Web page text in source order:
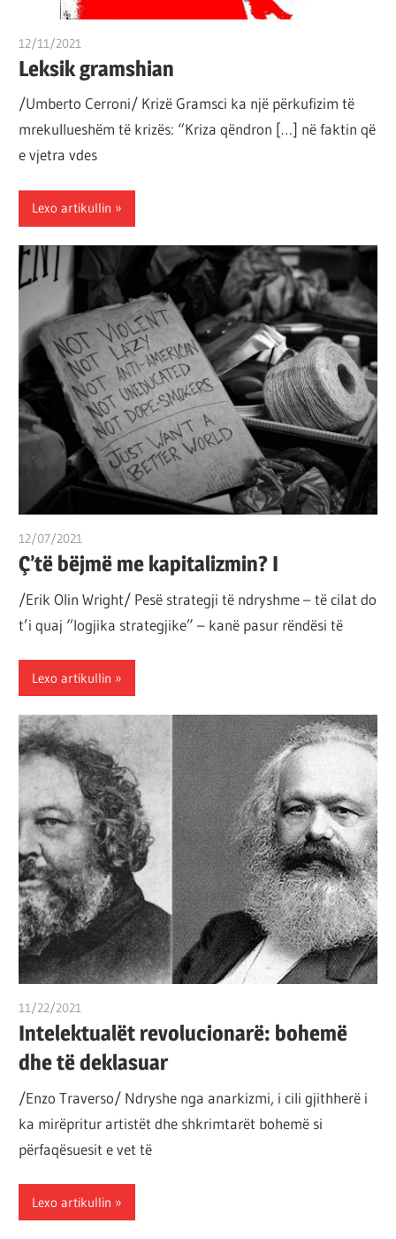
12/11/2021
Leksik gramshian
/Umberto Cerroni/ Krizë Gramsci ka një përkufizim të
mrekullueshëm të krizës: “Kriza qëndron […] në faktin që
e vjetra vdes
Lexo artikullin
12/07/2021
Ç’të bëjmë me kapitalizmin? I
/Erik Olin Wright/ Pesë strategji të ndryshme – të cilat do
t’i quaj “logjika strategjike” – kanë pasur rëndësi të
Lexo artikullin
11/22/2021
Intelektualët revolucionarë: bohemë
dhe të deklasuar
/Enzo Traverso/ Ndryshe nga anarkizmi, i cili gjithherë i
ka mirëpritur artistët dhe shkrimtarët bohemë si
përfaqësuesit e vet të
Lexo artikullin